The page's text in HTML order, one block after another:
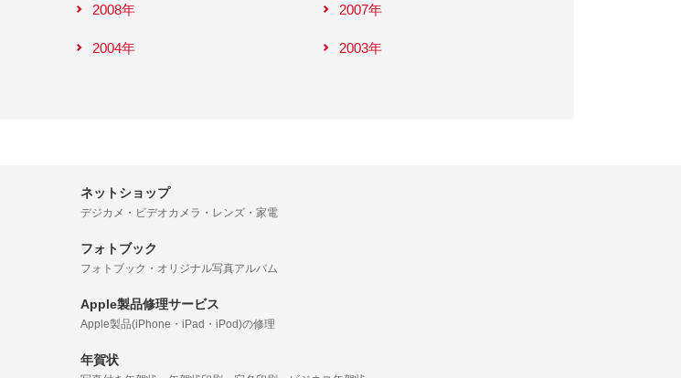
2008年 2007年
2004年 2003年
ネットショップ
デジカメ・ビデオカメラ・レンズ・家電
フォトブック
フォトブック・オリジナル写真アルバム
Apple製品修理サービス
Apple製品(iPhone・iPad・iPod)の修理
年賀状